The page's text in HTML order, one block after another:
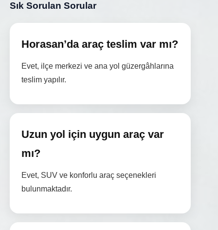
Sık Sorulan Sorular
Horasan’da araç teslim var mı?
Evet, ilçe merkezi ve ana yol güzergâhlarına
teslim yapılır.
Uzun yol için uygun araç var
mı?
Evet, SUV ve konforlu araç seçenekleri
bulunmaktadır.